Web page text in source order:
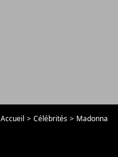
Accueil Célébrités Madonna